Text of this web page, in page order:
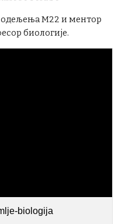
М22 и ментор
биологије.
biologija